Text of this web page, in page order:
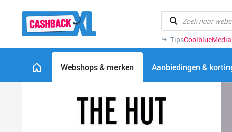
TipsCoolblue
Webshops & merken Aanbiedingen &